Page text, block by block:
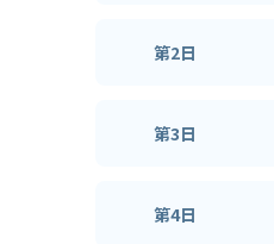
第2日
第3日
第4日